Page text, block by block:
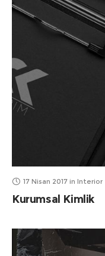
17 Nisan 2017 in Interior
Kurumsal Kimlik